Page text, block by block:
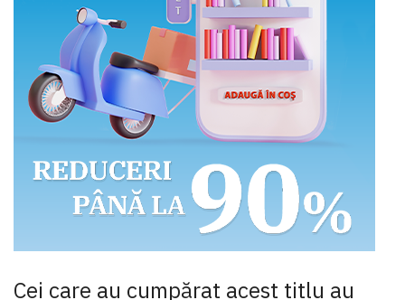
Cei care au cumpărat acest titlu au